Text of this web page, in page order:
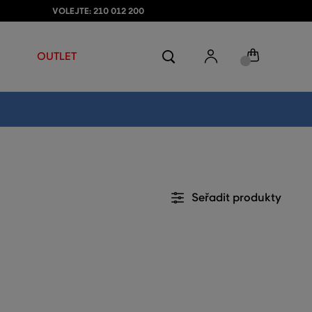
VOLEJTE: 210 012 200
OUTLET
Seřadit produkty